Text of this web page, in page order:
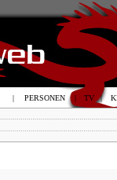
| PERSONEN | TV |